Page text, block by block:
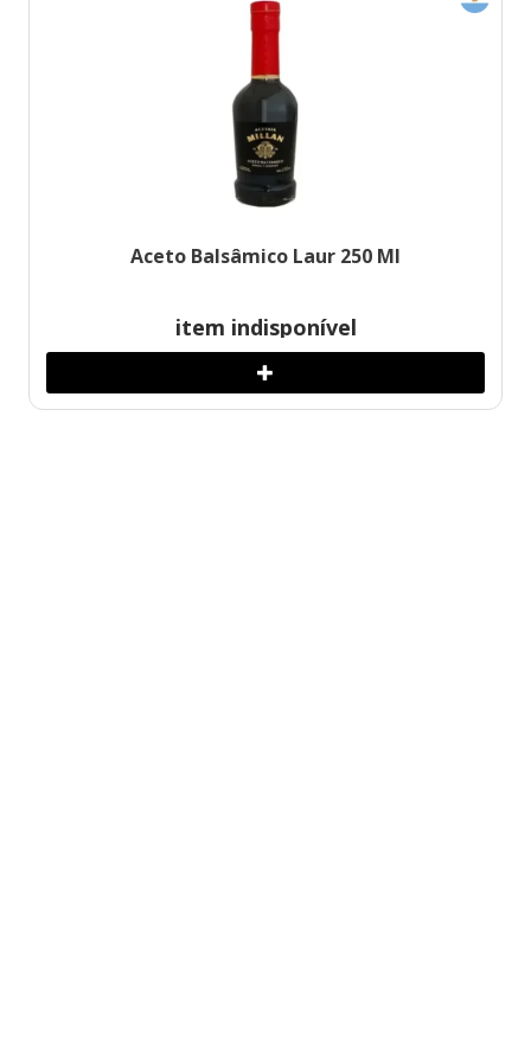
Aceto Balsâmico Laur 250 Ml
item indisponível